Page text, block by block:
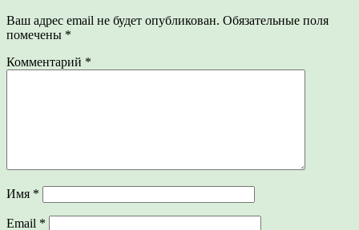
Ваш адрес email не будет опубликован. Обязательные поля
помечены *
Комментарий *
Имя *
Email *